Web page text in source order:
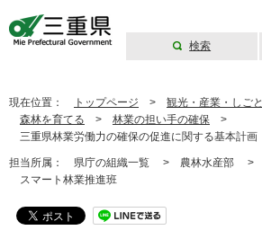
検索
現在位置： トップページ > 観光・産業・しごと
森林を育てる > 林業の担い手の確保 >
三重県林業労働力の確保の促進に関する基本計画
担当所属： 県庁の組織一覧 > 農林水産部 >
スマート林業推進班